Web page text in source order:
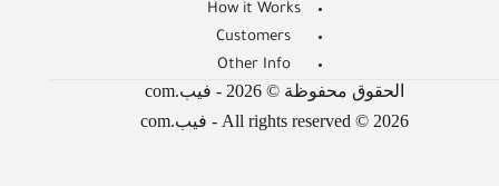
How it Works
Customers
Other Info
الحقوق محفوظة © 2026 - فيب.com
All rights reserved © 2026 - فيب.com